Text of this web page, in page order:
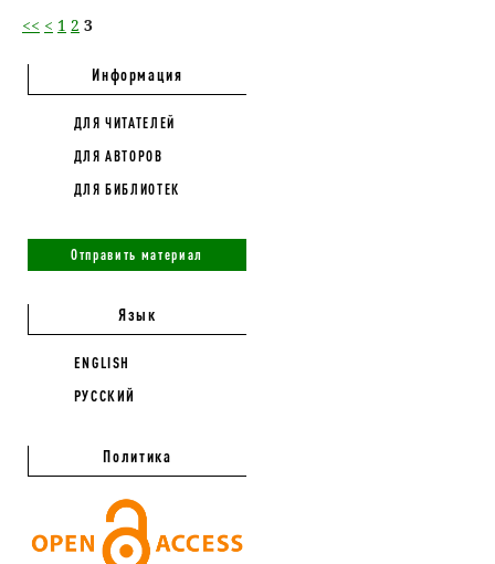
<< < 1 2 3
Информация
ДЛЯ ЧИТАТЕЛЕЙ
ДЛЯ АВТОРОВ
ДЛЯ БИБЛИОТЕК
Отправить материал
Язык
ENGLISH
РУССКИЙ
Политика